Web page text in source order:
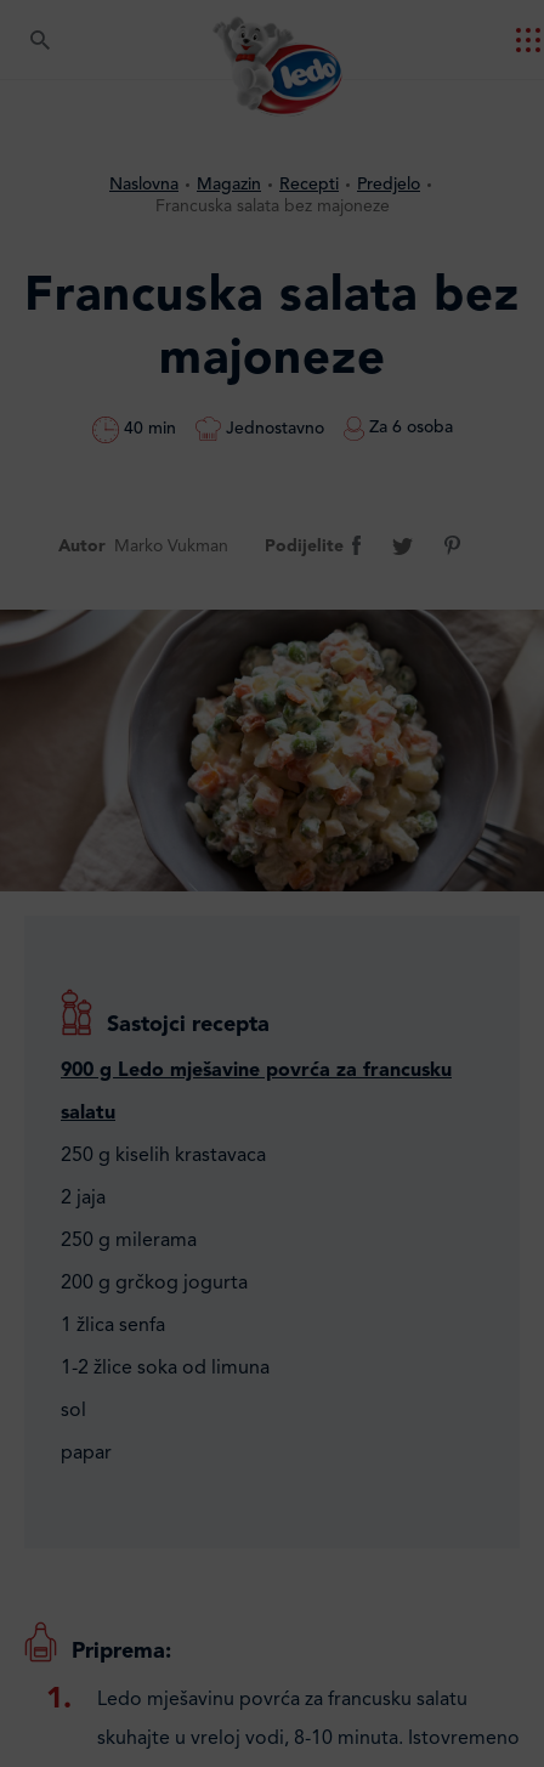
Naslovna Magazin Recepti
Predjelo
Francuska salata bez majoneze
Francuska salata bez
majoneze
40 min Jednostavno Za 6 osoba
Autor Marko Vukman Podijelite
Sastojci recepta
900 g Ledo mješavine povrća za francusku
salatu
250 g kiselih krastavaca
2 jaja
250 g milerama
200 g grčkog jogurta
1 žlica senfa
1-2 žlice soka od limuna
sol
papar
Priprema:
Ledo mješavinu povrća za francusku salatu
skuhajte u vreloj vodi, 8-10 minuta. Istovremeno